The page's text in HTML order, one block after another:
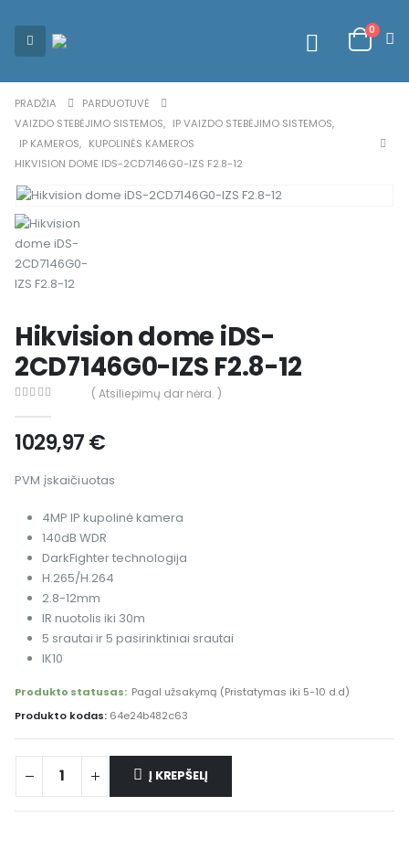
0
PRADŽIA
PARDUOTUVĖ
VAIZDO STEBĖJIMO SISTEMOS, IP VAIZDO STEBĖJIMO SISTEMOS,
IP KAMEROS, KUPOLINĖS KAMEROS
HIKVISION DOME IDS-2CD7146G0-IZS F2.8-12
Hikvision dome iDS-
2CD7146G0-IZS F2.8-12
( Atsiliepimų dar nėra. )
1029,97€
PVM įskaičiuotas
4MP IP kupolinė kamera
140dB WDR
DarkFighter technologija
H.265/H.264
2.8-12mm
IR nuotolis iki 30m
5 srautai ir 5 pasirinktiniai srautai
IK10
Produkto statusas: Pagal užsakymą (Pristatymas iki 5-10 d.d)
Produkto kodas: 64e24b482c63
Į KREPŠELĮ
Alternative: